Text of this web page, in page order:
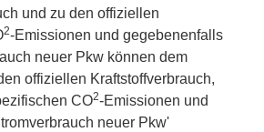
und zu den offiziellen
2-Emissionen und gegebenenfalls
neuer Pkw können dem
offiziellen Kraftstoffverbrauch,
CO2-Emissionen und
neuer Pkw'